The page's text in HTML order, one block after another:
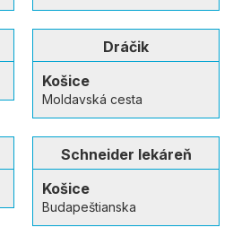
Dráčik
Košice
Moldavská cesta
Schneider lekáreň
Košice
Budapeštianska